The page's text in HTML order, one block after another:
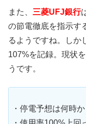
また、 三菱UFJ銀行
の節電徹底を指示す
るようですね。しか
107%を記録。現状
うです。
・停電予想は何時か